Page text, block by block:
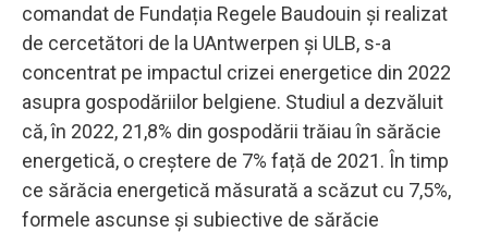
comandat de Fundația Regele Baudouin și realizat
de cercetători de la UAntwerpen și ULB, s-a
concentrat pe impactul crizei energetice din 2022
asupra gospodăriilor belgiene. Studiul a dezvăluit
că, în 2022, 21,8% din gospodării trăiau în sărăcie
energetică, o creștere de 7% față de 2021. În timp
ce sărăcia energetică măsurată a scăzut cu 7,5%,
formele ascunse și subiective de sărăcie